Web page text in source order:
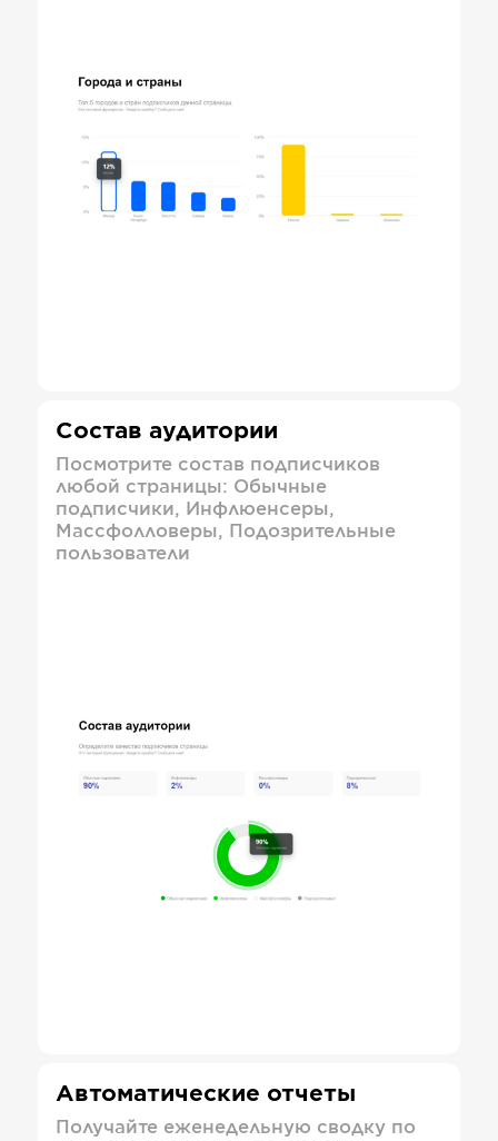
Состав аудитории
Посмотрите состав подписчиков
любой страницы: Обычные
подписчики, Инфлюенсеры,
Массфолловеры, Подозрительные
пользователи
Автоматические отчеты
Получайте еженедельную сводку по